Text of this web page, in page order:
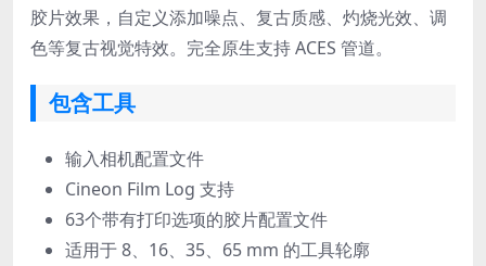
胶片效果，自定义添加噪点、复古质感、灼烧光效、调
色等复古视觉特效。完全原生支持 ACES 管道。
包含工具
输入相机配置文件
Cineon Film Log 支持
63个带有打印选项的胶片配置文件
适用于 8、16、35、65 mm 的工具轮廓